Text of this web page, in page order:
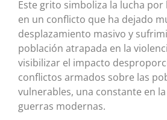
Este grito simboliza la lucha por
en un conflicto que ha dejado
desplazamiento masivo y
población atrapada en la
visibilizar el impacto
conflictos armados sobre las
vulnerables, una constante en
guerras modernas.